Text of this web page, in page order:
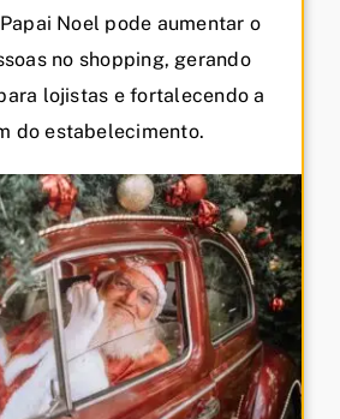
Noel pode aumentar o
no shopping, gerando
lojistas e fortalecendo a
do estabelecimento.